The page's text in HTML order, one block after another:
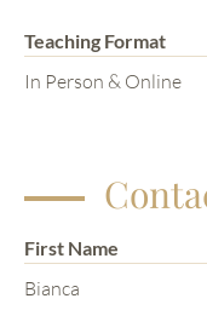
Teaching Format
In Person & Online
First Name
Bianca